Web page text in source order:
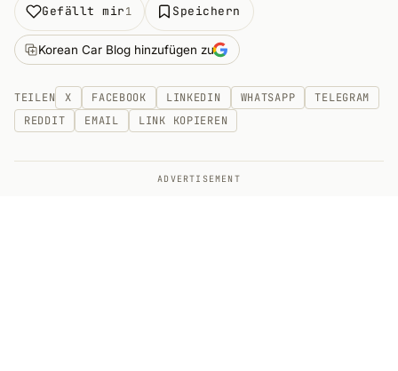
Gefällt mir1 Speichern
Korean Car Blog hinzufügen zu
TEILEN X FACEBOOK LINKEDIN WHATSAPP
TELEGRAM
REDDIT
EMAIL LINK KOPIEREN
ADVERTISEMENT